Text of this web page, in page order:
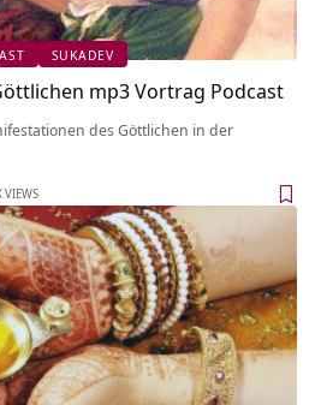
SUKADEV
mp3 Vortrag Podcast
des Göttlichen in der
VIEWS